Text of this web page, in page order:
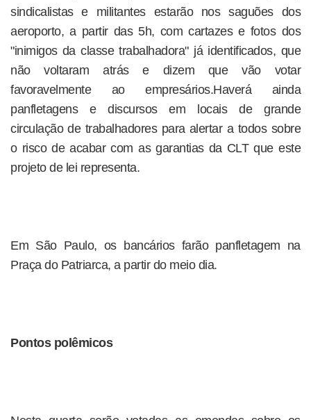
sindicalistas e militantes estarão nos saguões dos
aeroporto, a partir das 5h, com cartazes e fotos dos
"inimigos da classe trabalhadora" já identificados, que
não voltaram atrás e dizem que vão votar
favoravelmente ao empresários.Haverá ainda
panfletagens e discursos em locais de grande
circulação de trabalhadores para alertar a todos sobre
o risco de acabar com as garantias da CLT que este
projeto de lei representa.
Em São Paulo, os bancários farão panfletagem na
Praça do Patriarca, a partir do meio dia.
Pontos polêmicos